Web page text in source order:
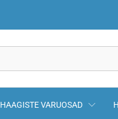
HAAGISTE VARUOSAD